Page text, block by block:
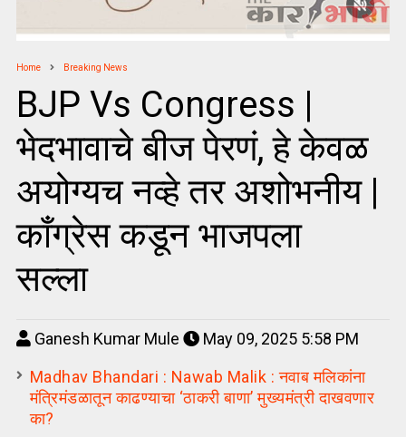
Home Breaking News
BJP Vs Congress |
भेदभावाचे बीज पेरणं, हे केवळ
अयोग्यच नव्हे तर अशोभनीय |
कॉंग्रेस कडून भाजपला
सल्ला
Ganesh Kumar Mule
May 09, 2025 5:58 PM
Madhav Bhandari : Nawab Malik : नवाब मलिकांना
मंत्रिमंडळातून काढण्याचा ‘ठाकरी बाणा’ मुख्यमंत्री दाखवणार
का?